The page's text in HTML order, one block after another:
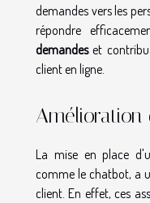
demandes vers les
répondre
demandeset
client en ligne.
Amélioration
La mise en place
comme le chatbot, a
client. En effet, ces